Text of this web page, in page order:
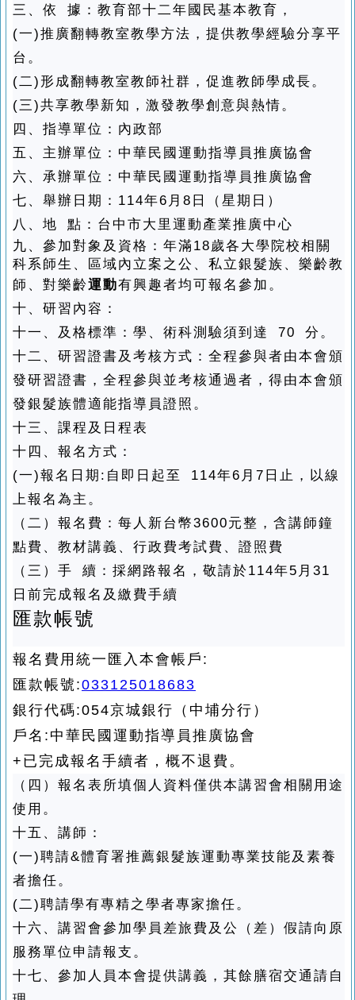
三、依 據：教育部十二年國民基本教育，
(一)推廣翻轉教室教學方法，提供教學經驗分享平
台。
(二)形成翻轉教室教師社群，促進教師學成長。
(三)共享教學新知，激發教學創意與熱情。
四、指導單位：內政部
五、主辦單位：中華民國運動指導員推廣協會
六、承辦單位： 中華民國運動指導員推廣協會
七、舉辦日期：114年6月8日（星期日）
八、地 點：台中市大里運動產業推廣中心
九、參加對象及資格：年滿18歲各大學院校相關
科系師生、區域內立案之公、私立銀髮族、樂齡教
師、對樂齡運動有興趣者均可報名參加。
十、研習內容：
十一、及格標準：學、術科測驗須到達 70 分。
十二、研習證書及考核方式：全程參與者由本會頒
發研習證書，全程參與並考核通過者，得由本會頒
發銀髮族體適能指導員證照。
十三、課程及日程表
十四、報名方式：
(一)報名日期:自即日起至 114年6月7日止，以線
上報名為主。
（二）報名費：每人新台幣3600元整，含講師鐘
點費、教材講義、行政費考試費、證照費
（三）手 續：採網路報名，敬請於114年5月31
日前完成報名及繳費手續
匯款帳號
報名費用統一匯入本會帳戶:
匯款帳號:033125018683
銀行代碼:054京城銀行（中埔分行）
戶名:中華民國運動指導員推廣協會
+ 已完成報名手續者，概不退費。
（四）報名表所填個人資料僅供本講習會相關用途
使用。
十五、講師：
(一)聘請&體育署推薦銀髮族運動專業技能及素養
者擔任。
(二)聘請學有專精之學者專家擔任。
十六、講習會參加學員差旅費及公（差）假請向原
服務單位申請報支。
十七、參加人員本會提供講義，其餘膳宿交通請自